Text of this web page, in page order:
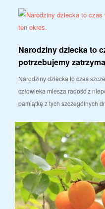
Narodziny dziecka to
potrzebujemy
Narodziny dziecka to czas
człowieka miesza radość z
pamiątkę z tych szczególnych